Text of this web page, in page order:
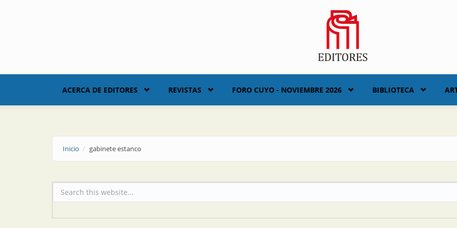
ACERCA DE EDITORES REVISTAS FORO CUYO - NOVIEMBRE 2026 BIBLIOTECA
Inicio gabinete estanco
Formulario de búsqueda